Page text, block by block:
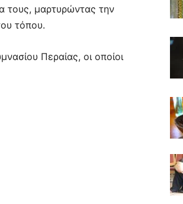
τους, μαρτυρώντας την
τόπου.
Περαίας, οι οποίοι